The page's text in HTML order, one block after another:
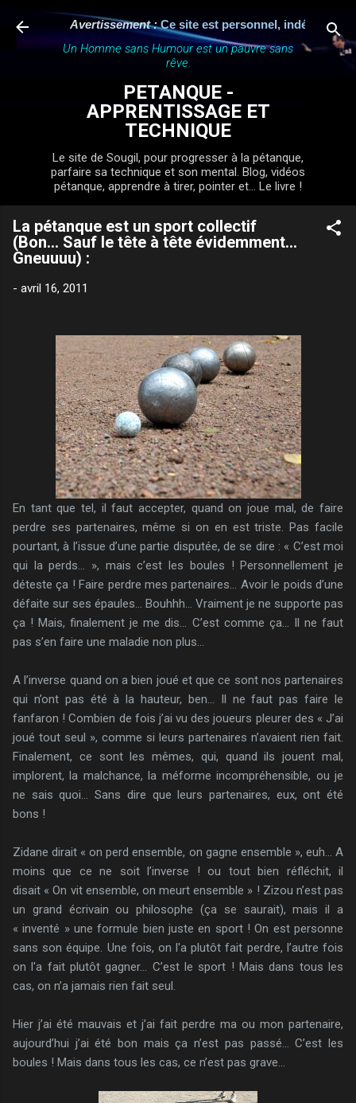
Accéder au contenu principal
Avertissement : Ce site est personnel, indépendant et
Un Homme sans Humour est un pauvre sans
rêve.
PETANQUE -
APPRENTISSAGE ET
TECHNIQUE
Le site de Sougil, pour progresser à la pétanque,
parfaire sa technique et son mental. Blog, vidéos
pétanque, apprendre à tirer, pointer et... Le livre !
La pétanque est un sport collectif
(Bon… Sauf le tête à tête évidemment…
Gneuuuu) :
- avril 16, 2011
En tant que tel, il faut accepter, quand on joue mal, de faire
perdre ses partenaires, même si on en est triste. Pas facile
pourtant, à l’issue d’une partie disputée, de se dire : « C’est moi
qui la perds… », mais c’est les boules ! Personnellement je
déteste ça ! Faire perdre mes partenaires… Avoir le poids d’une
défaite sur ses épaules… Bouhhh… Vraiment je ne supporte pas
ça ! Mais, finalement je me dis… C’est comme ça… Il ne faut
pas s’en faire une maladie non plus…
A l’inverse quand on a bien joué et que ce sont nos partenaires
qui n’ont pas été à la hauteur, ben… Il ne faut pas faire le
fanfaron ! Combien de fois j’ai vu des joueurs pleurer des « J’ai
joué tout seul », comme si leurs partenaires n’avaient rien fait.
Finalement, ce sont les mêmes, qui, quand ils jouent mal,
implorent, la malchance, la méforme incompréhensible, ou je
ne sais quoi… Sans dire que leurs partenaires, eux, ont été
bons !
Zidane dirait « on perd ensemble, on gagne ensemble », euh… A
moins que ce ne soit l’inverse ! ou tout bien réfléchit, il
disait « On vit ensemble, on meurt ensemble » ! Zizou n’est pas
un grand écrivain ou philosophe (ça se saurait), mais il a
« inventé » une formule bien juste en sport ! On est personne
sans son équipe. Une fois, on l'a plutôt fait perdre, l’autre fois
on l'a fait plutôt gagner… C’est le sport ! Mais dans tous les
cas, on n’a jamais rien fait seul.
Hier j’ai été mauvais et j’ai fait perdre ma ou mon partenaire,
aujourd’hui j’ai été bon mais ça n’est pas passé… C’est les
boules ! Mais dans tous les cas, ce n’est pas grave…